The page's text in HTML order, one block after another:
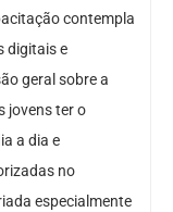
contempla
digitais e
geral sobre a
jovens ter o
a dia e
no
especialmente